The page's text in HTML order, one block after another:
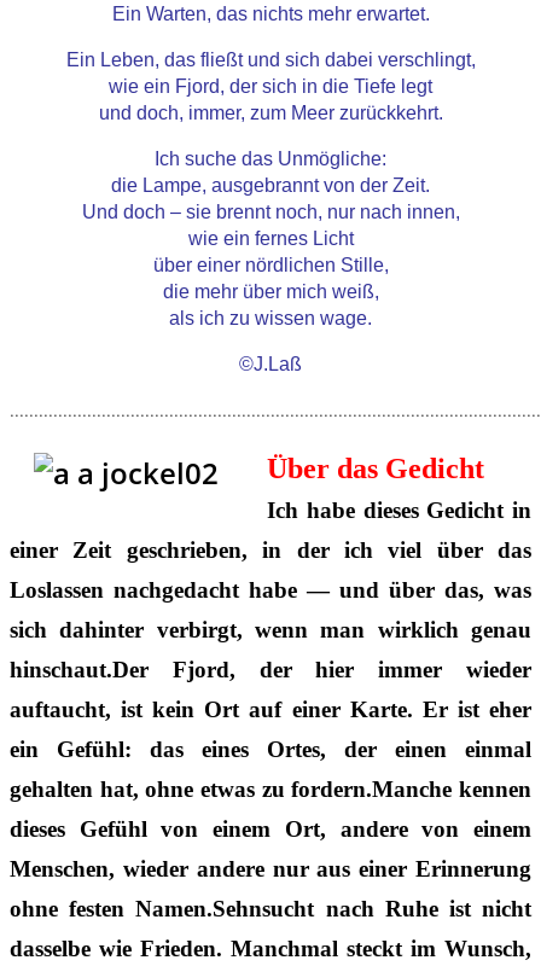
Ein Warten, das nichts mehr erwartet.
Ein Leben, das fließt und sich dabei verschlingt,
wie ein Fjord, der sich in die Tiefe legt
und doch, immer, zum Meer zurückkehrt.
Ich suche das Unmögliche:
die Lampe, ausgebrannt von der Zeit.
Und doch – sie brennt noch, nur nach innen,
wie ein fernes Licht
über einer nördlichen Stille,
die mehr über mich weiß,
als ich zu wissen wage.
©J.Laß
Über das Gedicht
Ich habe dieses Gedicht in
einer Zeit geschrieben, in der ich viel über das
Loslassen nachgedacht habe — und über das, was
sich dahinter verbirgt, wenn man wirklich genau
hinschaut.Der Fjord, der hier immer wieder
auftaucht, ist kein Ort auf einer Karte. Er ist eher
ein Gefühl: das eines Ortes, der einen einmal
gehalten hat, ohne etwas zu fordern.Manche kennen
dieses Gefühl von einem Ort, andere von einem
Menschen, wieder andere nur aus einer Erinnerung
ohne festen Namen.Sehnsucht nach Ruhe ist nicht
dasselbe wie Frieden. Manchmal steckt im Wunsch,